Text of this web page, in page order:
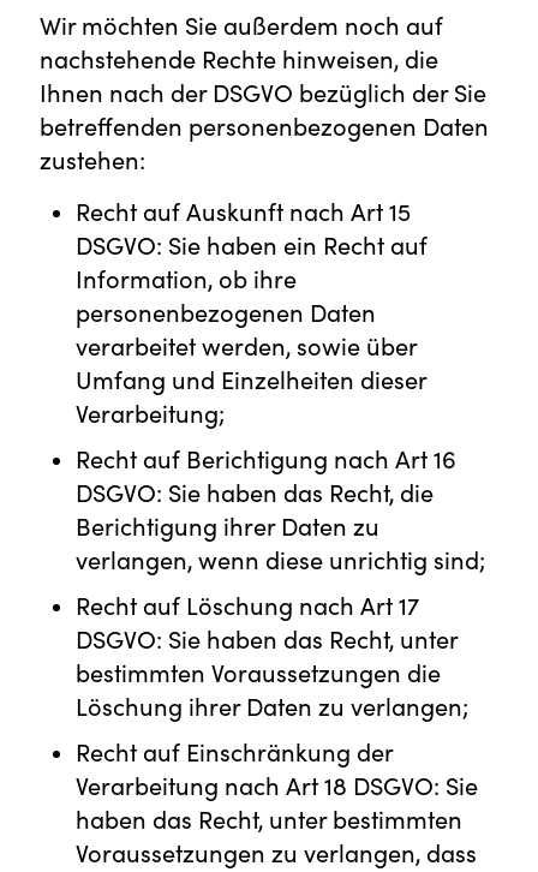
Wir möchten Sie außerdem noch auf
nachstehende Rechte hinweisen, die
Ihnen nach der DSGVO bezüglich der Sie
betreffenden personenbezogenen Daten
zustehen:
Recht auf Auskunft nach Art 15
DSGVO: Sie haben ein Recht auf
Information, ob ihre
personenbezogenen Daten
verarbeitet werden, sowie über
Umfang und Einzelheiten dieser
Verarbeitung;
Recht auf Berichtigung nach Art 16
DSGVO: Sie haben das Recht, die
Berichtigung ihrer Daten zu
verlangen, wenn diese unrichtig sind;
Recht auf Löschung nach Art 17
DSGVO: Sie haben das Recht, unter
bestimmten Voraussetzungen die
Löschung ihrer Daten zu verlangen;
Recht auf Einschränkung der
Verarbeitung nach Art 18 DSGVO: Sie
haben das Recht, unter bestimmten
Voraussetzungen zu verlangen, dass